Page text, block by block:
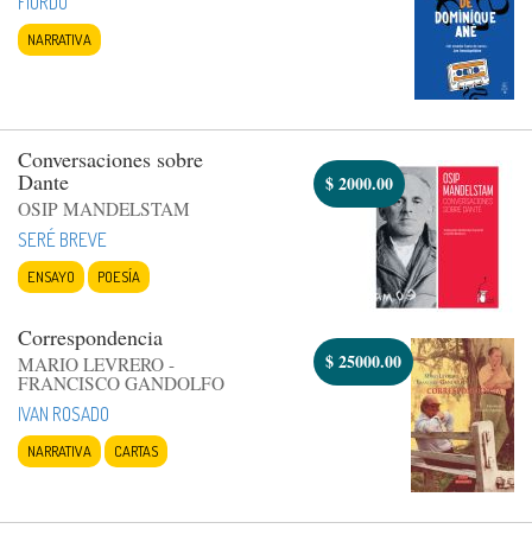
NARRATIVA
Conversaciones sobre
Dante
OSIP MANDELSTAM
SERÉ BREVE
ENSAYO POESÍA
$2000.00
Correspondencia
MARIO LEVRERO -
FRANCISCO GANDOLFO
IVAN ROSADO
NARRATIVA CARTAS
$25000.00